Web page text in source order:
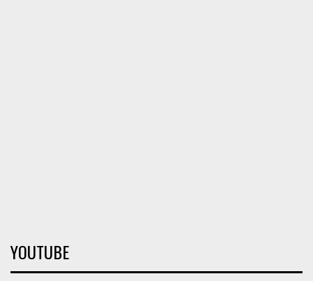
YOUTUBE